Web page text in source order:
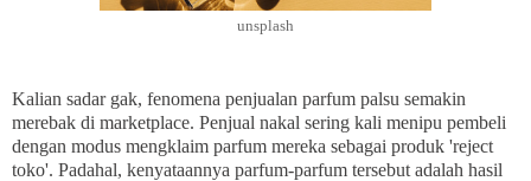
unsplash
Kalian sadar gak, fenomena penjualan parfum palsu semakin
merebak di marketplace. Penjual nakal sering kali menipu pembeli
dengan modus mengklaim parfum mereka sebagai produk 'reject
toko'. Padahal, kenyataannya parfum-parfum tersebut adalah hasil